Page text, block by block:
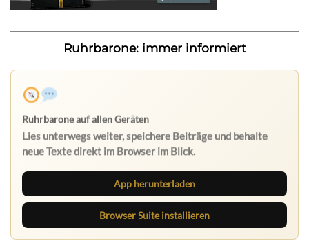
Ruhrbarone: immer informiert
Ruhrbarone auf allen Geräten
Lies unterwegs weiter, speichere Beiträge und behalte
neue Texte direkt im Browser im Blick.
App herunterladen
Browser Suite installieren